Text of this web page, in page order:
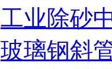
工业除砂
玻璃钢斜